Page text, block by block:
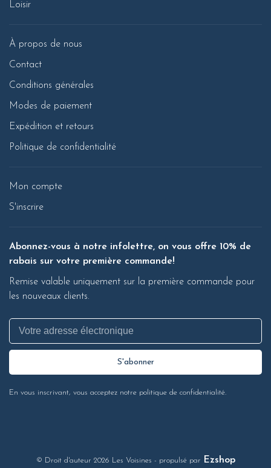
Loisir
À propos de nous
Contact
Conditions générales
Modes de paiement
Expédition et retours
Politique de confidentialité
Mon compte
S'inscrire
Abonnez-vous à notre infolettre, on vous offre 10% de
rabais sur votre première commande!
Remise valable uniquement sur la première commande pour
les nouveaux clients.
S'abonner
En vous inscrivant, vous acceptez notre politique de confidentialité.
© Droit d'auteur 2026 Les Voisines - propulsé par Ezshop